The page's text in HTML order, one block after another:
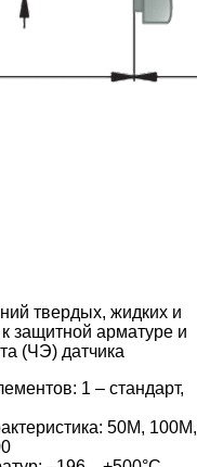
твердых, жидких и
защитной арматуре и
(ЧЭ) датчика
1 – стандарт,
50М, 100М,